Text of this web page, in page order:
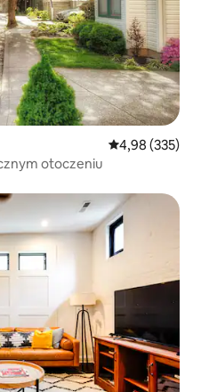
Średnia
4,98 (335)
otoczeniu